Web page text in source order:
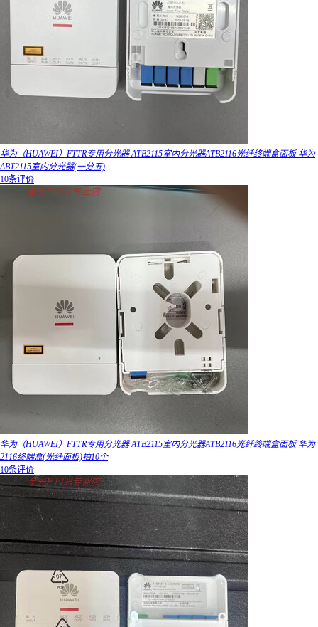
华为（HUAWEI）FTTR专用分光器 ATB2115室内分光器ATB2116光纤终端盒面板 华为
ABT2115室内分光器(一分五)
10条评价
华为（HUAWEI）FTTR专用分光器 ATB2115室内分光器ATB2116光纤终端盒面板 华为
2116终端盒(光纤面板)拍10个
10条评价